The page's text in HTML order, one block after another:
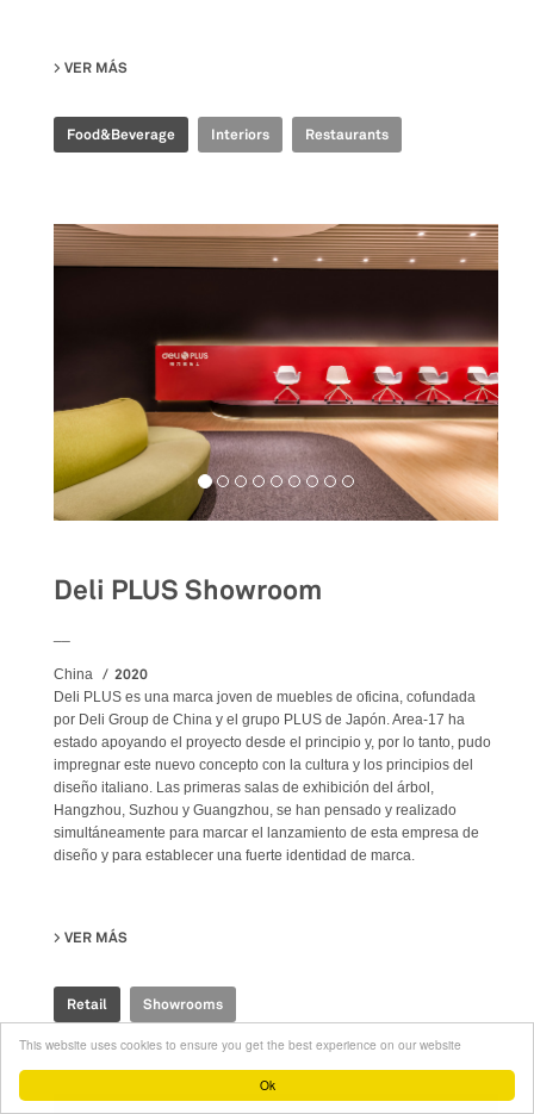
Ok
This website uses cookies to ensure you get the best experience on our website
VER MÁS
Food&Beverage Interiors Restaurants
Deli PLUS Showroom
China 2020
Deli PLUS es una marca joven de muebles de oficina, cofundada
por Deli Group de China y el grupo PLUS de Japón. Area-17 ha
estado apoyando el proyecto desde el principio y, por lo tanto, pudo
impregnar este nuevo concepto con la cultura y los principios del
diseño italiano. Las primeras salas de exhibición del árbol,
Hangzhou, Suzhou y Guangzhou, se han pensado y realizado
simultáneamente para marcar el lanzamiento de esta empresa de
diseño y para establecer una fuerte identidad de marca.
VER MÁS
Retail Showrooms